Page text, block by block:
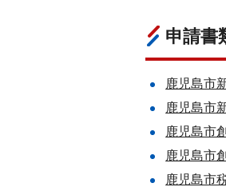
申請書
鹿児島市
鹿児島市
鹿児島市
鹿児島市
鹿児島市